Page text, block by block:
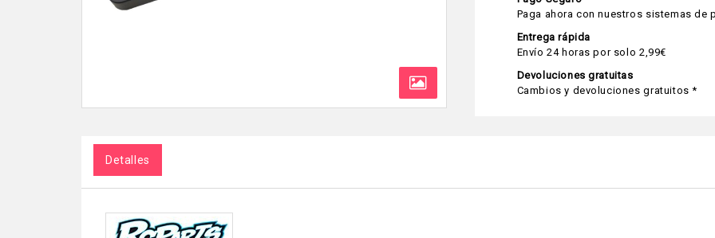
Paga ahora con nuestros sistemas de
Entrega rápida
Envío 24 horas por solo 2,99€
Devoluciones gratuitas
Cambios y devoluciones gratuitos *
Detalles